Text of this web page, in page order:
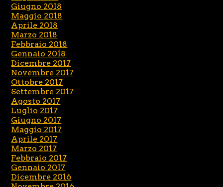
Giugno 2018
Maggio 2018
Aprile 2018
Marzo 2018
Febbraio 2018
Gennaio 2018
Dicembre 2017
Novembre 2017
Ottobre 2017
Settembre 2017
Agosto 2017
Luglio 2017
Giugno 2017
Maggio 2017
Aprile 2017
Marzo 2017
Febbraio 2017
Gennaio 2017
Dicembre 2016